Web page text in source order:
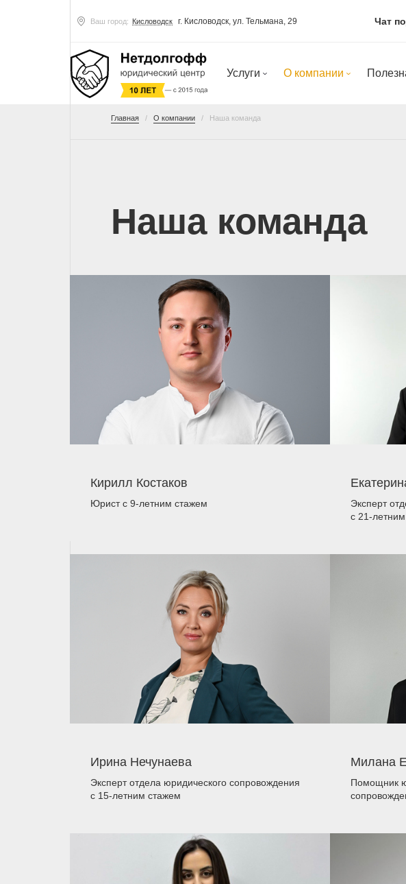
Ваш город: Кисловодск г. Кисловодск, ул. Тельмана, 29 Чат
Услуги О компании
Главная О компании Наша команда
Наша команда
Кирилл Костаков
Юристс 9-летним стажем
Эксперт
с 21-
Ирина Нечунаева
Эксперт отдела юридического сопровождения
с 15-летним стажем
Милана
Помощник